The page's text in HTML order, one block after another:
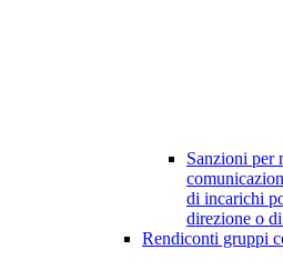
Sanzioni per
di incarichi
direzione o
Rendiconti gruppi